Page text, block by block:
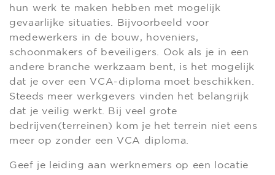
hun werk te maken hebben met mogelijk
gevaarlijke situaties. Bijvoorbeeld voor
medewerkers in de bouw, hoveniers,
schoonmakers of beveiligers. Ook als je in een
andere branche werkzaam bent, is het mogelijk
dat je over een VCA-diploma moet beschikken.
Steeds meer werkgevers vinden het belangrijk
dat je veilig werkt. Bij veel grote
bedrijven(terreinen) kom je het terrein niet eens
meer op zonder een VCA diploma.
Geef je leiding aan werknemers op een locatie